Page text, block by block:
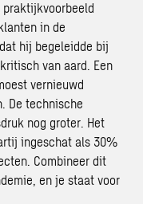
praktijkvoorbeeld
in de
hij begeleidde bij
van aard. Een
vernieuwd
De technische
nog groter. Het
ingeschat als 30%
Combineer dit
en je staat voor